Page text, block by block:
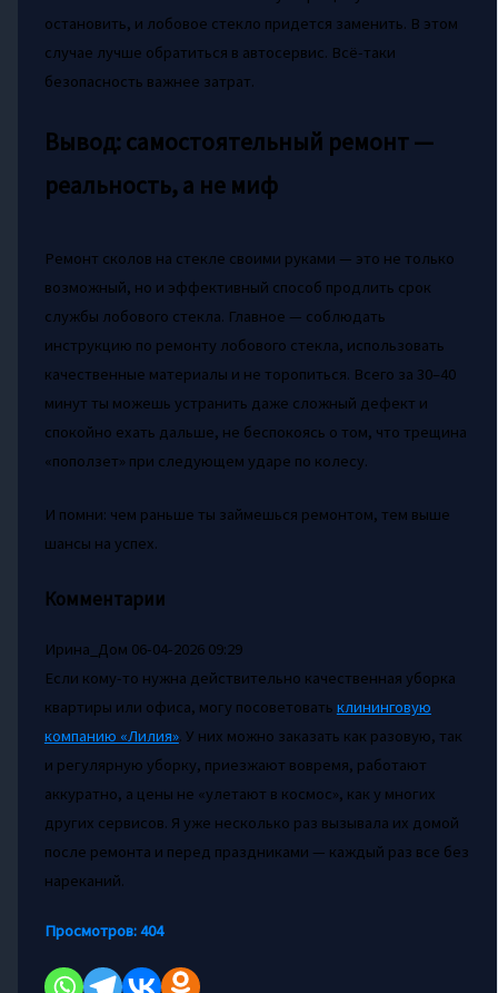
остановить, и лобовое стекло придется заменить. В этом
случае лучше обратиться в автосервис. Всё-таки
безопасность важнее затрат.
Вывод: самостоятельный ремонт —
реальность, а не миф
Ремонт сколов на стекле своими руками — это не только
возможный, но и эффективный способ продлить срок
службы лобового стекла. Главное — соблюдать
инструкцию по ремонту лобового стекла, использовать
качественные материалы и не торопиться. Всего за 30–40
минут ты можешь устранить даже сложный дефект и
спокойно ехать дальше, не беспокоясь о том, что трещина
«поползет» при следующем ударе по колесу.
И помни: чем раньше ты займешься ремонтом, тем выше
шансы на успех.
Комментарии
Ирина_Дом 06-04-2026 09:29
Если кому-то нужна действительно качественная уборка
квартиры или офиса, могу посоветовать клининговую
компанию «Лилия». У них можно заказать как разовую, так
и регулярную уборку, приезжают вовремя, работают
аккуратно, а цены не «улетают в космос», как у многих
других сервисов. Я уже несколько раз вызывала их домой
после ремонта и перед праздниками — каждый раз все без
нареканий.
Просмотров:404